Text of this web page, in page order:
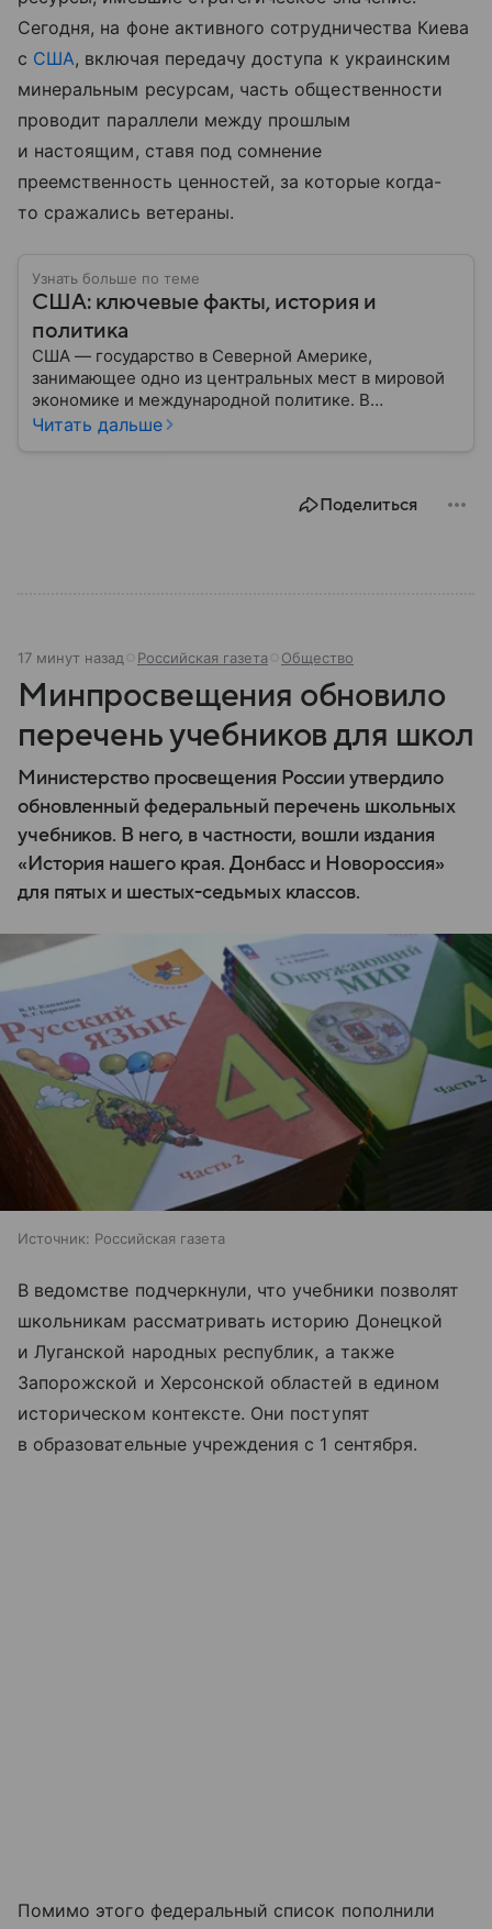
Сегодня, на фоне активного сотрудничества Киева
с США, включая передачу доступа к украинским
минеральным ресурсам, часть общественности
проводит параллели между прошлым
и настоящим, ставя под сомнение
преемственность ценностей, за которые когда-
то сражались ветераны.
Узнать больше по теме
США: ключевые факты, история и
политика
США — государство в Северной Америке,
занимающее одно из центральных мест в мировой
экономике и международной политике. В
материале — основные сведения об этой стране.
Читать дальше
Поделиться
17 минут назад Российская газета Общество
Минпросвещения обновило
перечень учебников для школ
Министерство просвещения России утвердило
обновленный федеральный перечень школьных
учебников. В него, в частности, вошли издания
«История нашего края. Донбасс и Новороссия»
для пятых и шестых-седьмых классов.
Источник: Российская газета
В ведомстве подчеркнули, что учебники позволят
школьникам рассматривать историю Донецкой
и Луганской народных республик, а также
Запорожской и Херсонской областей в едином
историческом контексте. Они поступят
в образовательные учреждения с 1 сентября.
Помимо этого федеральный список пополнили